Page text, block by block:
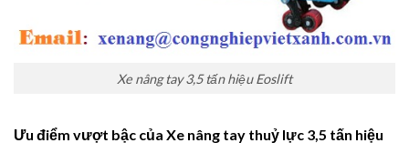
Xe nâng tay 3,5 tấn hiệu Eoslift
Ưu điểm vượt bậc của Xe nâng tay thuỷ lực 3,5 tấn hiệu